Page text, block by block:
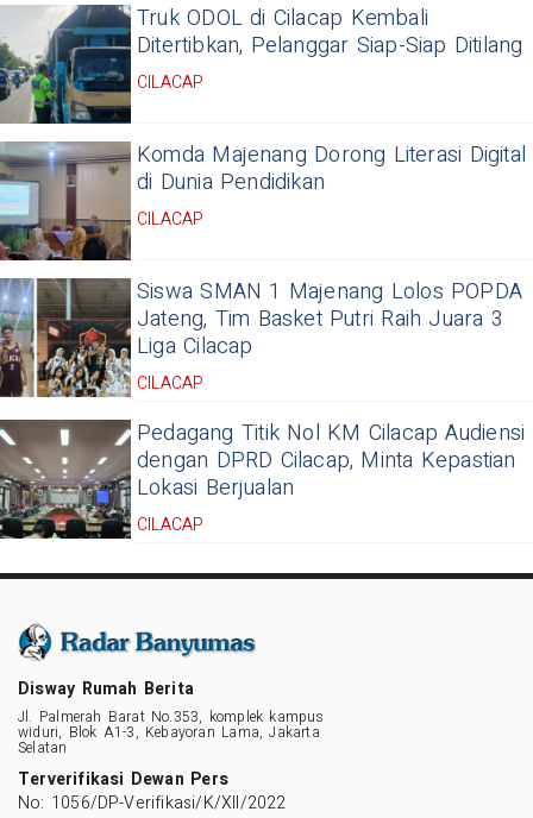
Truk ODOL di Cilacap Kembali
Ditertibkan, Pelanggar Siap-Siap Ditilang
CILACAP
Komda Majenang Dorong Literasi Digital
di Dunia Pendidikan
CILACAP
Siswa SMAN 1 Majenang Lolos POPDA
Jateng, Tim Basket Putri Raih Juara 3
Liga Cilacap
CILACAP
Pedagang Titik Nol KM Cilacap Audiensi
dengan DPRD Cilacap, Minta Kepastian
Lokasi Berjualan
CILACAP
Disway Rumah Berita
Jl. Palmerah Barat No.353, komplek kampus
widuri, Blok A1-3, Kebayoran Lama, Jakarta
Selatan
Terverifikasi Dewan Pers
No: 1056/DP-Verifikasi/K/XII/2022